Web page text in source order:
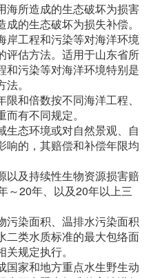
海所造成的生态破坏为损害
的生态破坏为损失补偿。
岸工程和污染等对海洋环境
评估方法。适用于山东省所
和污染等对海洋环境特别是
。
和倍数按不同海洋工程、
而有不同规定。
态环境或对自然景观、自
响的，其赔偿和补偿年限均
及持续性生物资源损害赔
～20年、以及20年以上三
染面积、温排水污染面积
二类水质标准的最大包络面
规定执行。
家和地方重点水生野生动